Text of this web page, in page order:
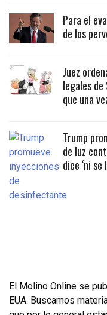
Para el
de los
Juez
legales
que una
Trump
de luz
dice ‘ni
El Molino Online se
EUA. Buscamos